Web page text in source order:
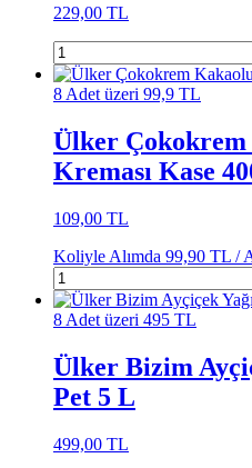
229,00 TL
8 Adet üzeri 99,9 TL
Ülker Çokokrem
Kreması Kase
109,00 TL
Koliyle Alımda 99,90 TL /
8 Adet üzeri 495 TL
Ülker Bizim
Pet 5 L
499,00 TL